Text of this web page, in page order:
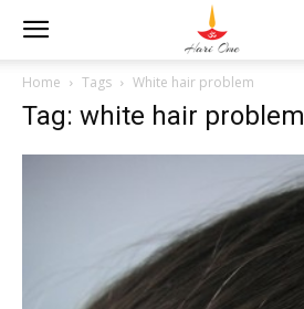
Home Tags White hair problem
Tag: white hair problem